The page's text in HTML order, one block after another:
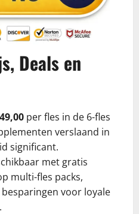
Deals en
per fles in de 6-fles
verslaand in
significant.
met gratis
multi-fles packs,
voor loyale